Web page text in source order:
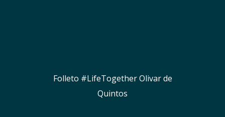
Folleto #LifeTogether Olivar de
Quintos